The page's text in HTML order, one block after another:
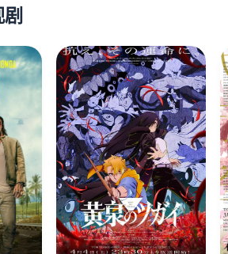
剧